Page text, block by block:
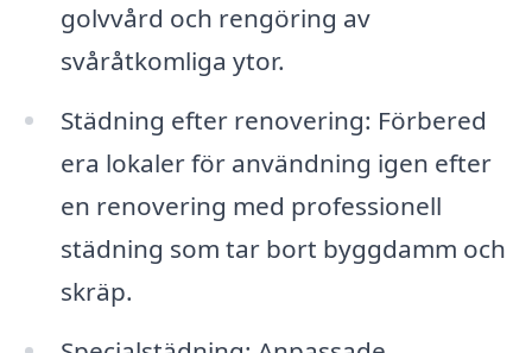
golvvård och rengöring av
svåråtkomliga ytor.
Städning efter renovering: Förbered
era lokaler för användning igen efter
en renovering med professionell
städning som tar bort byggdamm och
skräp.